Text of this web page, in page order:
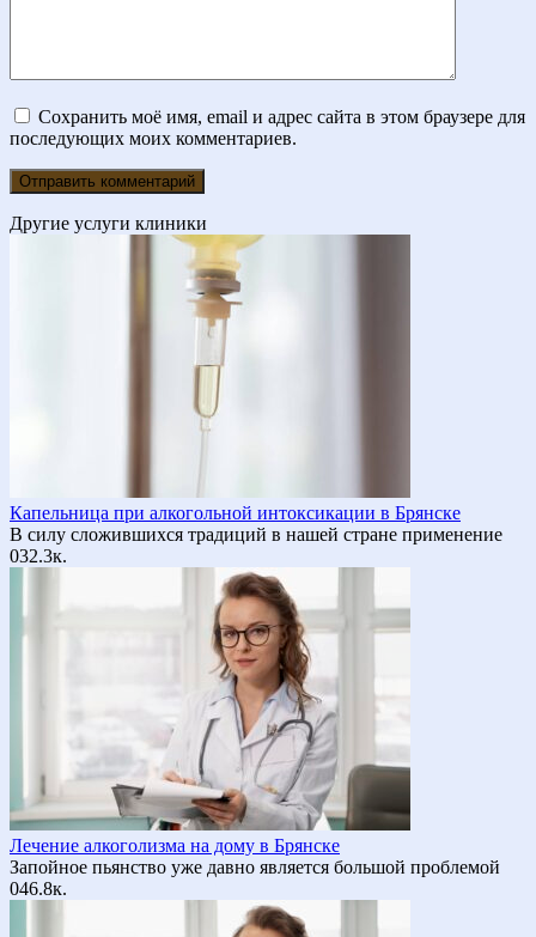
Сохранить моё имя, email и адрес сайта в этом браузере для
последующих моих комментариев.
Другие услуги клиники
Капельница при алкогольной интоксикации в Брянске
В силу сложившихся традиций в нашей стране применение
032.3к.
Лечение алкоголизма на дому в Брянске
Запойное пьянство уже давно является большой проблемой
046.8к.